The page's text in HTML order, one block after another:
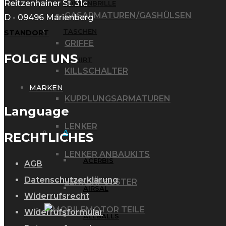
GASARMATUREN/GASHÜLSEN
GRIFFE
KILLSCHALTER
KUPPLUNGSARMATUREN
LENKER
LENKER ANBAUKITS
LENKERPOLSTER
MOTOR TEILE
SONNENBRILLE
TASCHEN
T-SHIRT
MARKEN
A
ACERBIS
AIRSAL
ALLBALLS
Reitzenhainer St. 31c
D - 09496 Marienberg
STANDORT
FOLGE UNS
Language
RECHTLICHES
AGB
Datenschutzerklärung
Widerrufsrecht
Widerrufsformular